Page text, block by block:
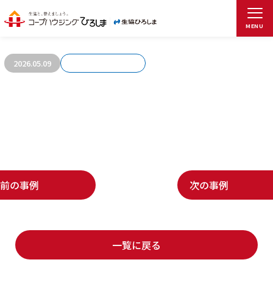
MENU
お客さまの声750
2026.05.09
前の事例 次の事例
一覧に戻る